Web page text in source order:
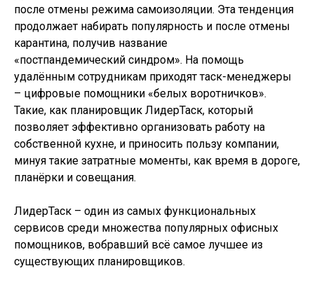
после отмены режима самоизоляции. Эта тенденция
продолжает набирать популярность и после отмены
карантина, получив название
«постпандемический синдром». На помощь
удалённым сотрудникам приходят таск-менеджеры
– цифровые помощники «белых воротничков».
Такие, как планировщик ЛидерТаск, который
позволяет эффективно организовать работу на
собственной кухне, и приносить пользу компании,
минуя такие затратные моменты, как время в дороге,
планёрки и совещания.
ЛидерТаск – один из самых функциональных
сервисов среди множества популярных офисных
помощников, вобравший всё самое лучшее из
существующих планировщиков.